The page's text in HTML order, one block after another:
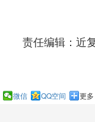
责任编辑：近
微信 QQ空间 更多